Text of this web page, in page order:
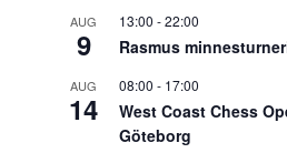
AUG
9
13:00 -22:00
Rasmus
AUG
14
08:00 - 17:00
West Coast Chess
Göteborg